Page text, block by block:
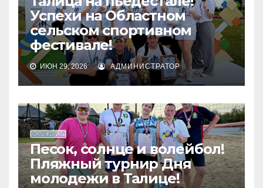
Успехи на Областном
сельском спортивном
фестивале!
ИЮН 29, 2026 АДМИНИСТРАТОР
ВОЛЕЙБОЛ
Песок, солнце и волейбол!
Пляжный турнир Дня
молодежи в Талице!